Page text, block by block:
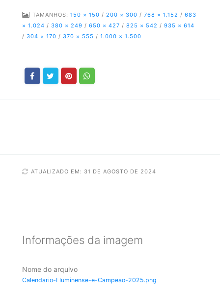
TAMANHOS: 150 × 150 / 200 × 300 / 768 × 1.152 / 683
× 1.024 / 380 × 249 / 650 × 427 / 825 × 542 / 935 × 614
/ 304 × 170 / 370 × 555 / 1.000 × 1.500
ATUALIZADO EM: 31 DE AGOSTO DE 2024
Informações da imagem
Nome do arquivo
Calendario-Fluminense-e-Campeao-2025.png